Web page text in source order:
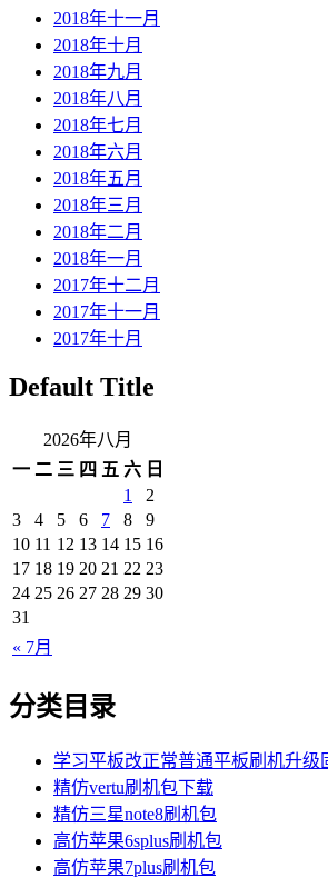
2018年十一月
2018年十月
2018年九月
2018年八月
2018年七月
2018年六月
2018年五月
2018年三月
2018年二月
2018年一月
2017年十二月
2017年十一月
2017年十月
Default Title
2026年八月
一 二 三 四 五 六 日
« 7月
1
2
3
4 5 6 7 8
9
10 11 12 13 14 15 16
17 18 19 20 21 22 23
24 25 26 27 28 29 30
31
分类目录
学习平板改正常普通平板刷机升级
精仿vertu刷机包下载
精仿三星note8刷机包
高仿苹果6splus刷机包
高仿苹果7plus刷机包